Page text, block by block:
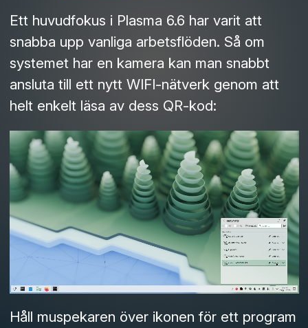
Ett huvudfokus i Plasma 6.6 har varit att
snabba upp vanliga arbetsflöden. Så om
systemet har en kamera kan man snabbt
ansluta till ett nytt WIFI-nätverk genom att
helt enkelt läsa av dess QR-kod:
Håll muspekaren över ikonen för ett program